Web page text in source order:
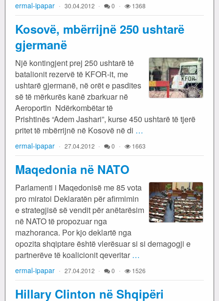
ermal-ipapar 30.04.2012 0 1368
Kosovë, mbërrijnë 250 ushtarë
gjermanë
Një kontingjent prej 250 ushtarë të
batalionit rezervë të KFOR-it, me
ushtarë gjermanë, në orët e pasdites
së të mërkurës kanë zbarkuar në
Aeroportin Ndërkombëtar të
Prishtinës “Adem Jashari”, kurse 450 ushtarë të tjerë
pritet të mbërrijnë në Kosovë në di …
ermal-ipapar 27.04.2012 0 1663
Maqedonia në NATO
Parlamenti i Maqedonisë me 85 vota
pro miratoi Deklaratën për afirmimin
e strategjisë së vendit për anëtarësim
në NATO të propozuar nga
mazhoranca. Por kjo deklartë nga
opozita shqiptare është vlerësuar si si demagogji e
partnerëve të koalicionit qeveritar …
ermal-ipapar 27.04.2012 0 1526
Hillary Clinton në Shqipëri